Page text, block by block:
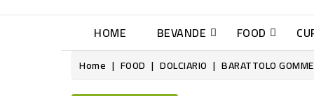
HOME BEVANDE FOOD
Home FOOD DOLCIARIO BARATTOLO